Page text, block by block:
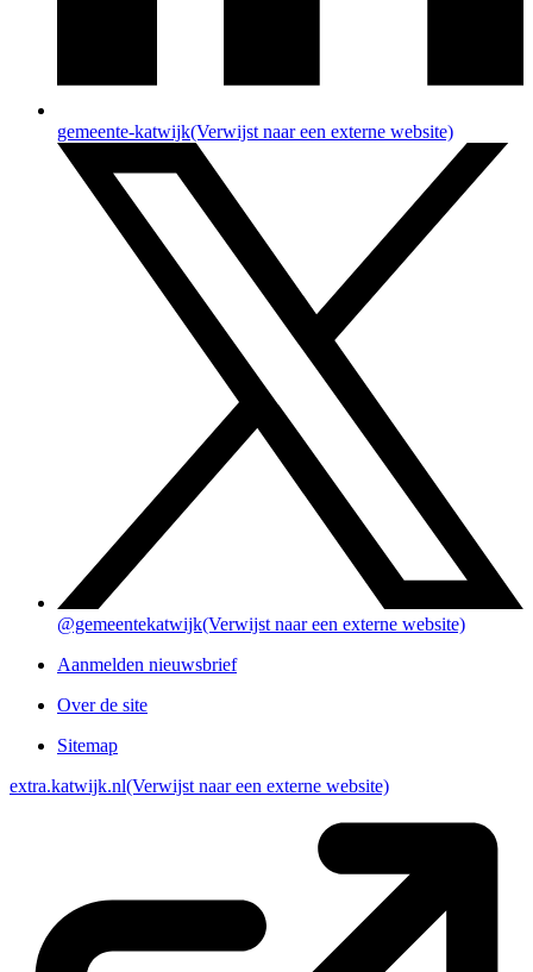
gemeente-katwijk(Verwijst naar een externe website)
@gemeentekatwijk(Verwijst naar een externe website)
Aanmelden nieuwsbrief
Over de site
Sitemap
extra.katwijk.nl(Verwijst naar een externe website)